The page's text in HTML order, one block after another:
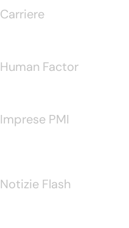
Carriere
Human Factor
Imprese PMI
Notizie Flash